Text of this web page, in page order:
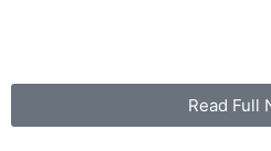
Read Full